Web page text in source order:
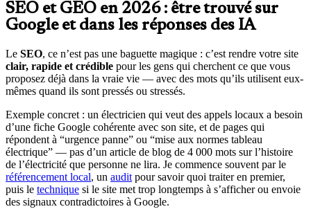
SEO et GEO en 2026 : être trouvé sur
Google et dans les réponses des IA
Le SEO, ce n’est pas une baguette magique : c’est rendre votre site
clair, rapide et crédible pour les gens qui cherchent ce que vous
proposez déjà dans la vraie vie — avec des mots qu’ils utilisent eux-
mêmes quand ils sont pressés ou stressés.
Exemple concret : un électricien qui veut des appels locaux a besoin
d’une fiche Google cohérente avec son site, et de pages qui
répondent à “urgence panne” ou “mise aux normes tableau
électrique” — pas d’un article de blog de 4 000 mots sur l’histoire
de l’électricité que personne ne lira. Je commence souvent par le
référencement local, un audit pour savoir quoi traiter en premier,
puis le technique si le site met trop longtemps à s’afficher ou envoie
des signaux contradictoires à Google.